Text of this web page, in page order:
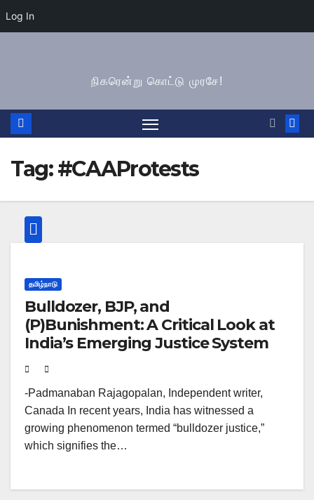
Log In
நிகரென்று கொட்டு முரசே!
Tag:#CAAProtests
தமிழ்நாடு
Bulldozer, BJP, and
(P)Bunishment: A Critical Look at
India’s Emerging Justice System
-Padmanaban Rajagopalan, Independent writer,
Canada In recent years, India has witnessed a
growing phenomenon termed “bulldozer justice,”
which signifies the…